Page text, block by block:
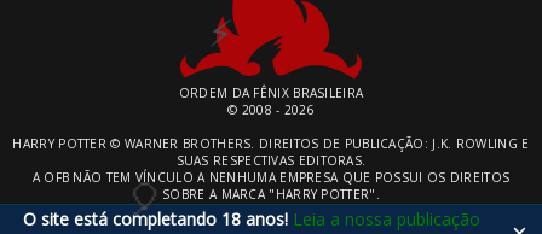
ORDEM DA FÊNIX BRASILEIRA
© 2008 - 2026
HARRY POTTER © WARNER BROTHERS. DIREITOS DE PUBLICAÇÃO: J.K. ROWLING E
SUAS RESPECTIVAS EDITORAS.
A OFB NÃO TEM VÍNCULO A NENHUMA EMPRESA QUE POSSUI OS DIREITOS
SOBRE A MARCA "HARRY POTTER".
O site está completando 18 anos! Leia a nossa publicação
⚡